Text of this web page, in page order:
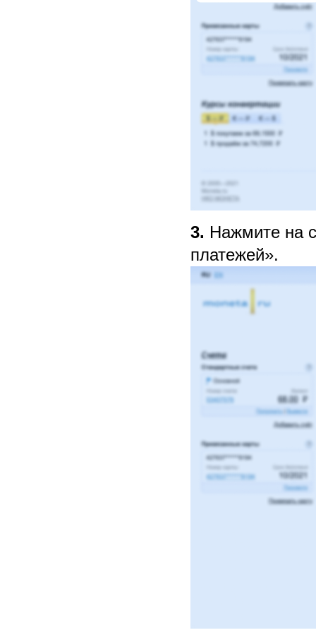
3. Нажмите на
платежей».